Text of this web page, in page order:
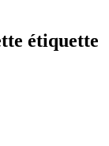
étiquette